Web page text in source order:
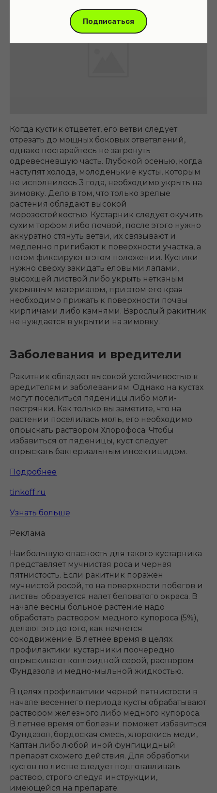
Подписаться
Когда кустик отцветет, его ветви следует
отрезать до мощных боковых ответвлений,
однако постарайтесь не затронуть
одревесневшую часть. Глубокой осенью, когда
наступят холода, молоденькие кусты, которым
не исполнилось 3 года, необходимо укрыть на
зимовку. Дело в том, что только зрелые
растения обладают высокой
морозостойкостью. Кустарник следует окучить
сухим торфом либо почвой, после этого нужно
аккуратно стянуть ветви, их связывают и
медленно пригибают к поверхности участка, а
потом фиксируют в этом положении. Кустики
нужно сверху закидать еловыми лапами,
высохшей листвой либо укрыть нетканым
укрывным материалом, при этом его края
необходимо прижать к поверхности почвы
кирпичами либо камнями. Взрослый ракитник
не нуждается в укрытии на зимовку.
Заболевания и вредители
Ракитник обладает высокой устойчивостью к
вредителям и заболеваниям. Однако на кустах
могут поселиться пяденицы либо моли-
пестрянки. Как только вы заметите, что на
растении поселилась моль, его необходимо
опрыскать раствором Хлорофоса. Чтобы
избавиться от пяденицы, куст следует
опрыскать бактериальным инсектицидом.
Подробнее
tinkoff.ru
Узнать больше
Реклама
Наибольшую опасность для такого кустарника
представляет мучнистая роса и черная
пятнистость. Если ракитник поражен
мучнистой росой, то на поверхности побегов и
листвы образуется налет беловатого окраса. В
начале весны больное растение надо
обработать раствором медного купороса (5%),
делают это до того, как начнется
сокодвижение. В летнее время в целях
профилактики кустарники поочередно
опрыскивают коллоидной серой, раствором
Фундазола и медно-мыльной жидкостью.
В целях профилактики черной пятнистости в
начале весеннего периода кусты обрабатывают
раствором железного либо медного купороса.
В летнее время от болезни поможет избавиться
Фундазол, бордоская смесь, хлорокись меди,
Каптан либо любой иной фунгицидный
препарат схожего действия. Для обработки
кустов по листве следует подготавливать
раствор, строго следуя инструкции,
имеющейся на препарате.